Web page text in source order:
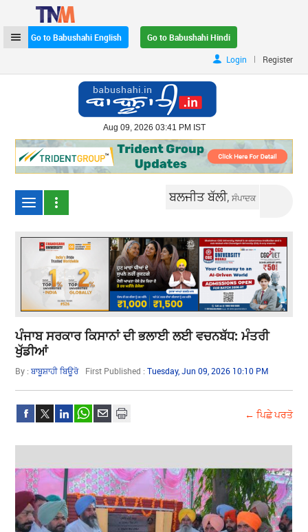
Go to Babushahi English
Go to Babushahi Hindi
Login
| Register
Aug 09, 2026 03:41 PM IST
ਬਲਜੀਤ ਬੱਲੀ,ਸੰਪਾਦਕ
ਪੰਜਾਬ ਸਰਕਾਰ ਕਿਸਾਨਾਂ ਦੀ ਭਲਾਈ ਲਈ ਵਚਨਬੱਧ: ਮੰਤਰੀ
ਖੁੱਡੀਆਂ
By :ਬਾਬੂਸ਼ਾਹੀ ਬਿਊਰੋ First Published :Tuesday, Jun 09, 2026 10:10 PM
← ਪਿਛੇ ਪਰਤੋ